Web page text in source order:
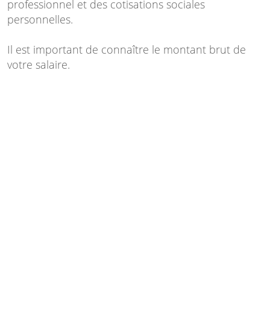
professionnel et des cotisations sociales
personnelles.
Il est important de connaître le montant brut de
votre salaire.